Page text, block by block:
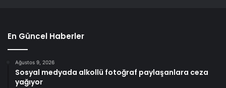
En Güncel Haberler
Ağustos 9, 2026
Sosyal medyada alkollü fotoğraf paylaşanlara ceza
yağıyor